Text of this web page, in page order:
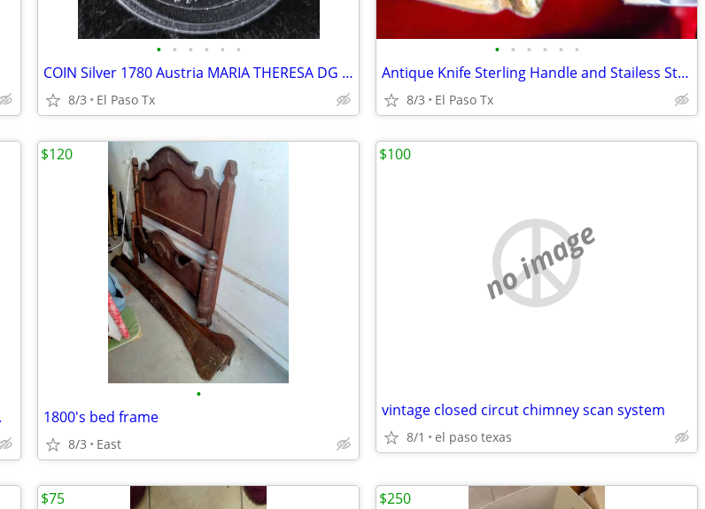
• • • • • •
COIN Silver 1780 Austria MARIA THERESA DG 1 oz
8/3 El Paso Tx
• • • • • •
Antique Knife Sterling Handle and Stailess Steel Blade !!!
8/3 El Paso Tx
•
1800's bed frame
8/3 East
$120
no image
vintage closed circut chimney scan system
8/1 el paso texas
$100
$75 $250